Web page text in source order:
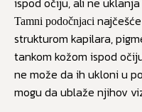
Tamni podočnjaci
strukturom kapilara,
tankom kožom ispod
ne može da ih ukloni u
mogu da ublaže njihov